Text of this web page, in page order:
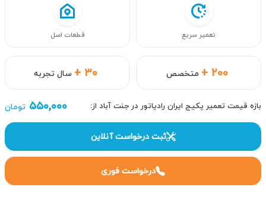
+ ۲۰۰ متخصص + ۳۰ سال تجربه
تعمیر سریع قطعات اصل
بازه قیمت تعمیر پکیج ایران رادیاتور در جنت آباد از: ۵۵۰,۰۰۰ تومان
ثبت درخواست آنلاین
درخواست فوری